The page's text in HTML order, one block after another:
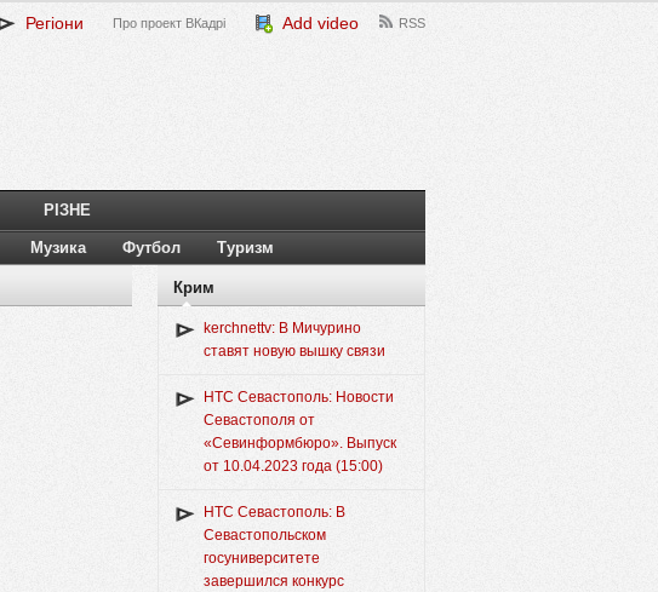
Регіони Про проект ВКадрі Add video RSS
РІЗНЕ
Музика Футбол Туризм
Крим
kerchnettv: В Мичурино
ставят новую вышку связи
НТС Севастополь: Новости
Севастополя от
«Севинформбюро». Выпуск
от 10.04.2023 года (15:00)
НТС Севастополь: В
Севастопольском
госуниверситете
завершился конкурс